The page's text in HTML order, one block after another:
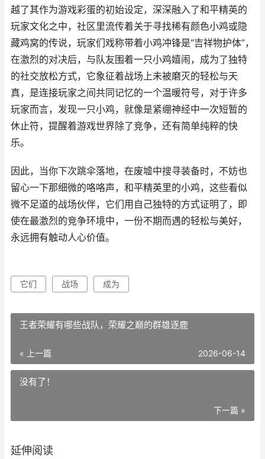
越了其作为游戏彩蛋的初始设定，深深融入了和平精英的
玩家文化之中，社区里流传着关于寻找稀有颜色小鸡或隐
藏鸡窝的传说，玩家们戏称带着小鸡冲锋是“吉祥物护体”，
在激烈的对决后，与队友围着一只小鸡嬉闹，成为了独特
的社交放松方式，它象征着战场上未被磨灭的轻松与天
真，是连接玩家之间共同记忆的一个温暖符号，对于许多
玩家而言，发现一只小鸡，就像是紧绷神经中一次短暂的
休止符，提醒着游戏世界除了竞争，还有简单纯粹的快
乐。
因此，当你下次跳伞落地，在废墟中搜寻装备时，不妨也
留心一下那细微的咯咯声，和平精英里的小鸡，这些看似
微不足道的战场伙伴，它们用自己独特的方式证明了，即
使在最激烈的竞争环境中，一份不期而遇的轻松与美好，
永远拥有触动人心价值。
它们 战场 成为
王者荣耀有哪些战队，荣耀之巅的群雄逐鹿
« 上一篇 2026-06-14
没有了！
下一篇 »
延伸阅读